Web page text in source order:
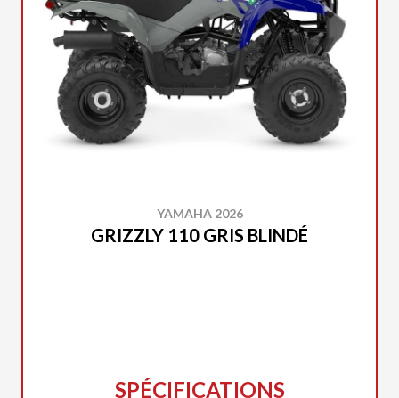
YAMAHA 2026
GRIZZLY 110 GRIS BLINDÉ
SPÉCIFICATIONS